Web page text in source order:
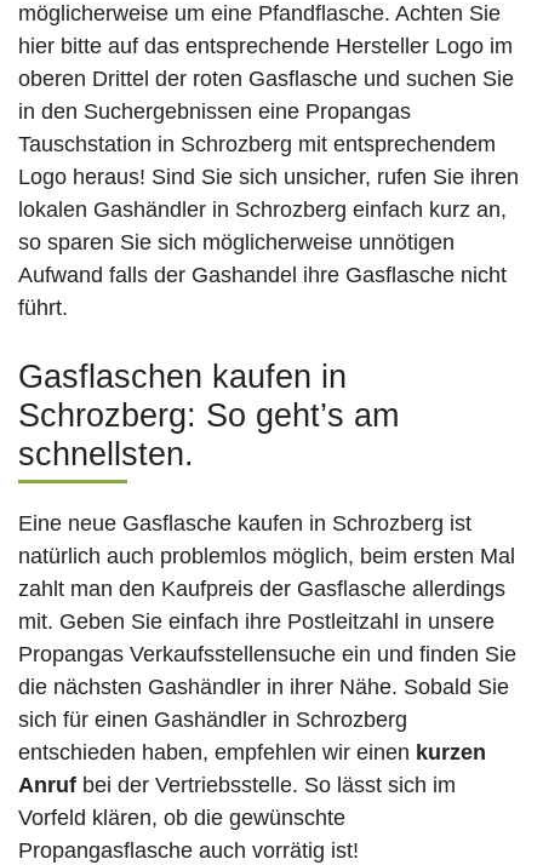
möglicherweise um eine Pfandflasche. Achten Sie
hier bitte auf das entsprechende Hersteller Logo im
oberen Drittel der roten Gasflasche und suchen Sie
in den Suchergebnissen eine Propangas
Tauschstation in Schrozberg mit entsprechendem
Logo heraus! Sind Sie sich unsicher, rufen Sie ihren
lokalen Gashändler in Schrozberg einfach kurz an,
so sparen Sie sich möglicherweise unnötigen
Aufwand falls der Gashandel ihre Gasflasche nicht
führt.
Gasflaschen kaufen in
Schrozberg: So geht’s am
schnellsten.
Eine neue Gasflasche kaufen in Schrozberg ist
natürlich auch problemlos möglich, beim ersten Mal
zahlt man den Kaufpreis der Gasflasche allerdings
mit. Geben Sie einfach ihre Postleitzahl in unsere
Propangas Verkaufsstellensuche ein und finden Sie
die nächsten Gashändler in ihrer Nähe. Sobald Sie
sich für einen Gashändler in Schrozberg
entschieden haben, empfehlen wir einen kurzen
Anruf bei der Vertriebsstelle. So lässt sich im
Vorfeld klären, ob die gewünschte
Propangasflasche auch vorrätig ist!